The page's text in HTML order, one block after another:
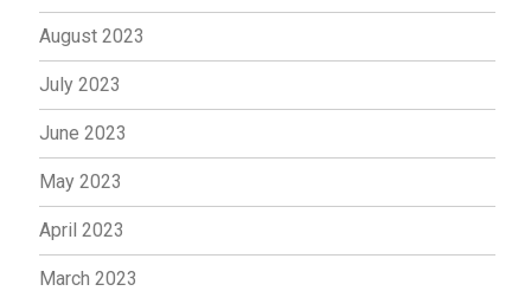
August 2023
July 2023
June 2023
May 2023
April 2023
March 2023